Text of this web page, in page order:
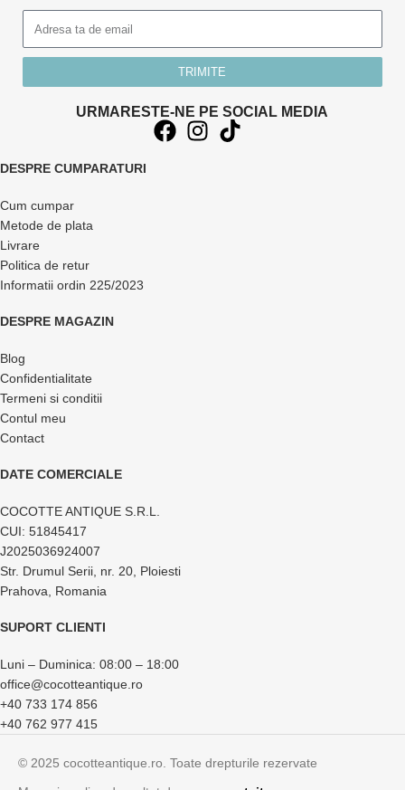
TRIMITE
URMARESTE-NE PE SOCIAL MEDIA
DESPRE CUMPARATURI
Cum cumpar
Metode de plata
Livrare
Politica de retur
Informatii ordin 225/2023
DESPRE MAGAZIN
Blog
Confidentialitate
Termeni si conditii
Contul meu
Contact
DATE COMERCIALE
COCOTTE ANTIQUE S.R.L.
CUI: 51845417
J2025036924007
Str. Drumul Serii, nr. 20, Ploiesti
Prahova, Romania
SUPORT CLIENTI
Luni – Duminica: 08:00 – 18:00
office@cocotteantique.ro
+40 733 174 856
+40 762 977 415
© 2025 cocotteantique.ro. Toate drepturile rezervate